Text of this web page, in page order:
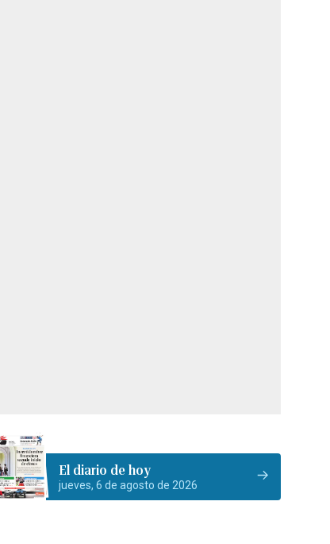
El diario de hoy
jueves, 6 de agosto de 2026